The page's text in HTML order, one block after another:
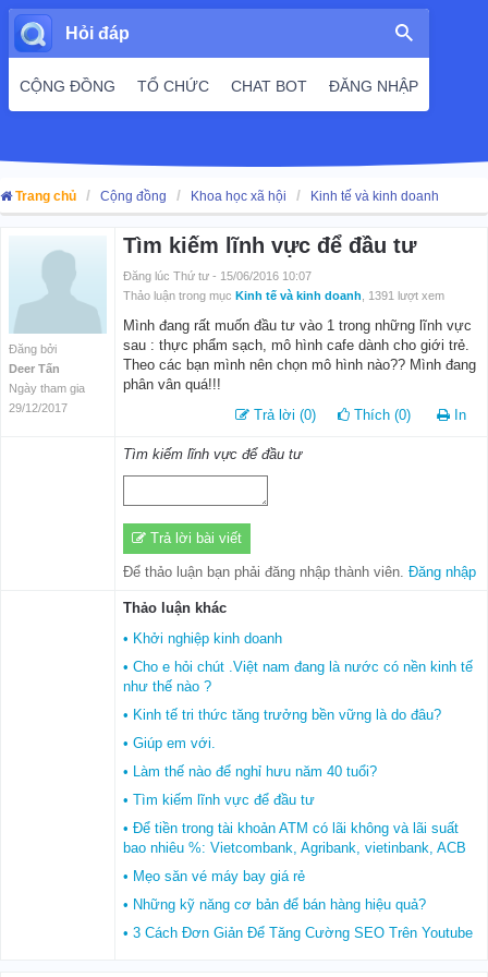
Hỏi đáp
CỘNG ĐỒNG TỔ CHỨC CHAT BOT ĐĂNG NHẬP
Trang chủ Cộng đồng Khoa học xã hội Kinh tế và kinh doanh
Đăng bởi
Deer Tấn
Ngày tham gia
29/12/2017
Tìm kiếm lĩnh vực để đầu tư
Đăng lúc Thứ tư - 15/06/2016 10:07
Thảo luận trong mục Kinh tế và kinh doanh , 1391 lượt xem
Mình đang rất muốn đầu tư vào 1 trong những lĩnh vực
sau : thực phẩm sạch, mô hình cafe dành cho giới trẻ.
Theo các bạn mình nên chọn mô hình nào?? Mình đang
phân vân quá!!!
Trả lời (0)
Thích (0) In
Tìm kiếm lĩnh vực để đầu tư
Trả lời bài viết
Để thảo luận bạn phải đăng nhập thành viên. Đăng nhập
Thảo luận khác
• Khởi nghiệp kinh doanh
• Cho e hỏi chút .Việt nam đang là nước có nền kinh tế
như thế nào ?
• Kinh tế tri thức tăng trưởng bền vững là do đâu?
• Giúp em với.
• Làm thế nào để nghỉ hưu năm 40 tuổi?
• Tìm kiếm lĩnh vực để đầu tư
• Để tiền trong tài khoản ATM có lãi không và lãi suất
bao nhiêu %: Vietcombank, Agribank, vietinbank, ACB
• Mẹo săn vé máy bay giá rẻ
• Những kỹ năng cơ bản để bán hàng hiệu quả?
• 3 Cách Đơn Giản Để Tăng Cường SEO Trên Youtube